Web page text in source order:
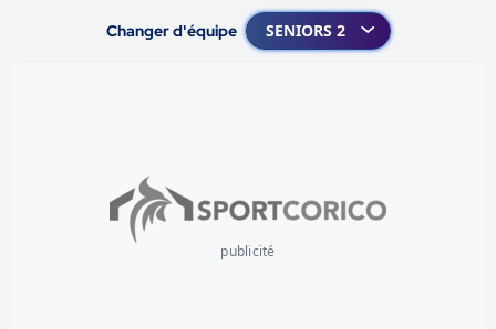
Changer d'équipe
publicité